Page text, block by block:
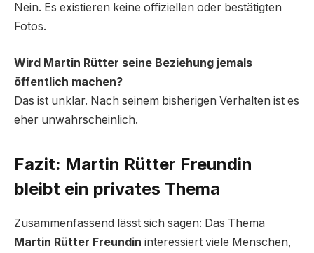
Nein. Es existieren keine offiziellen oder bestätigten
Fotos.
Wird Martin Rütter seine Beziehung jemals
öffentlich machen?
Das ist unklar. Nach seinem bisherigen Verhalten ist es
eher unwahrscheinlich.
Fazit: Martin Rütter Freundin
bleibt ein privates Thema
Zusammenfassend lässt sich sagen: Das Thema
Martin Rütter Freundin interessiert viele Menschen,